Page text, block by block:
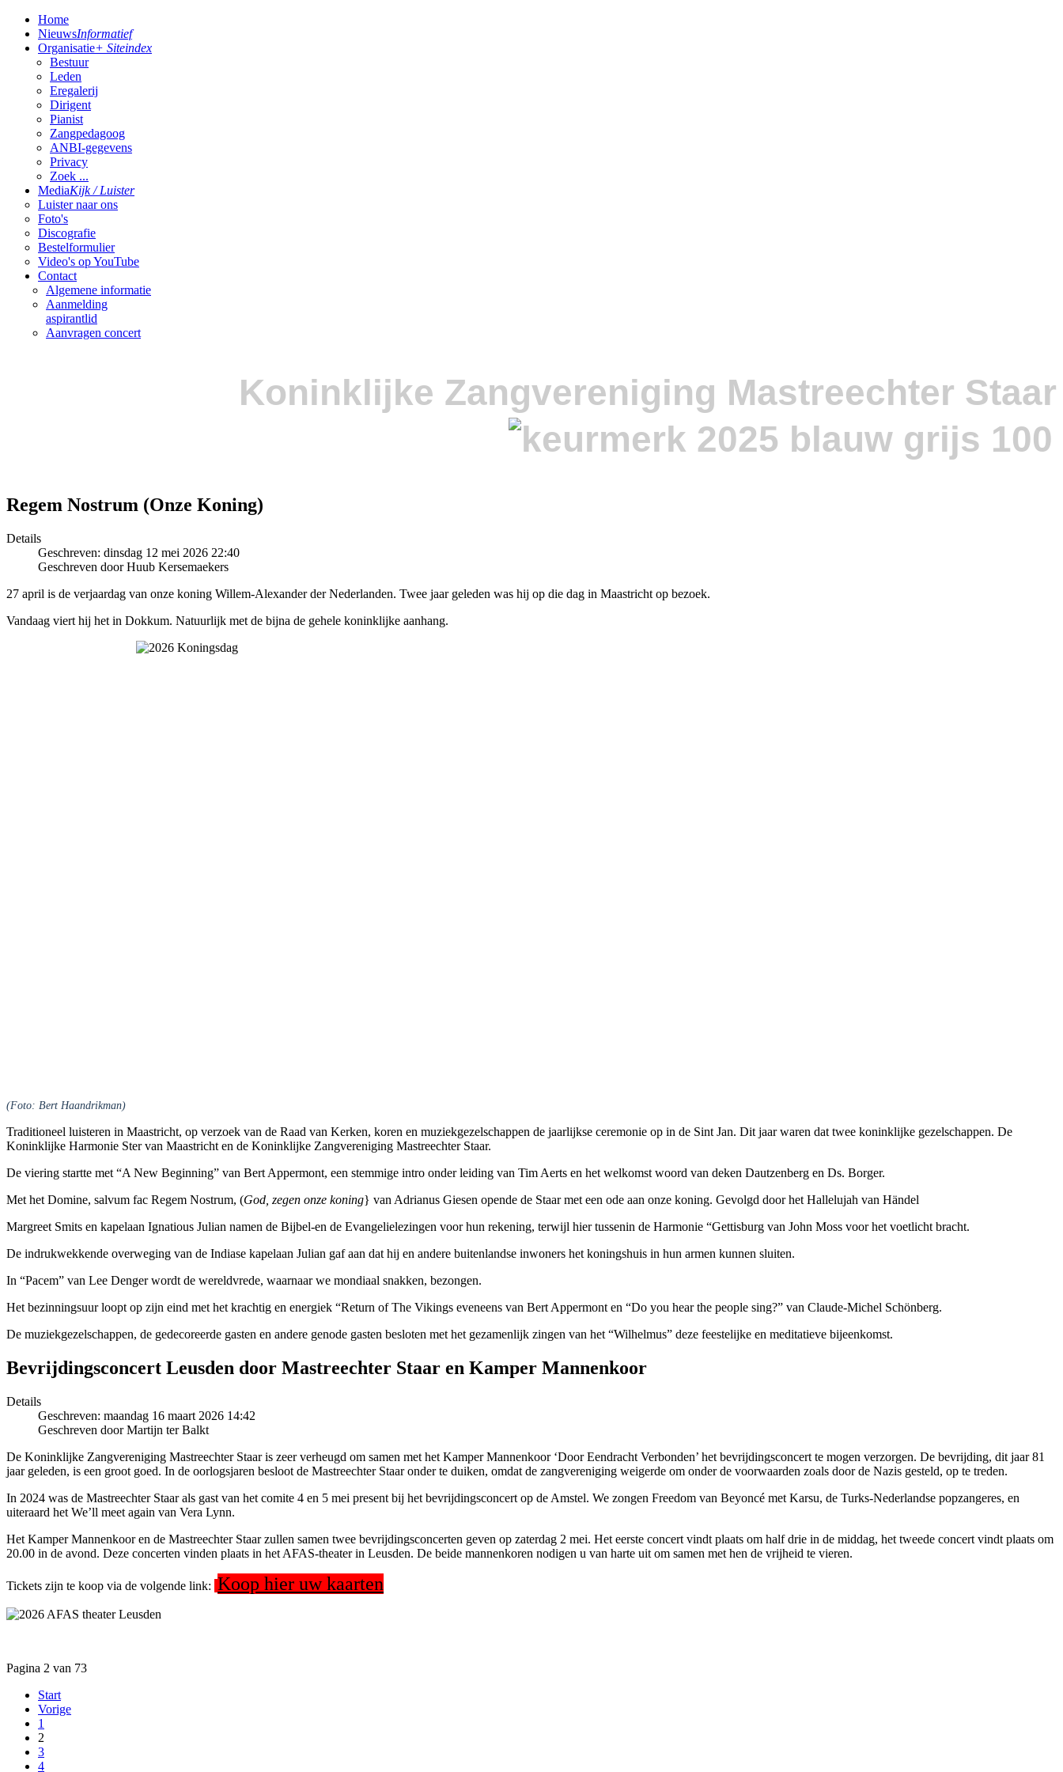
Home
NieuwsInformatief
Organisatie+ Siteindex
Bestuur
Leden
Eregalerij
Dirigent
Pianist
Zangpedagoog
ANBI-gegevens
Privacy
Zoek ...
MediaKijk / Luister
Luister naar ons
Foto's
Discografie
Bestelformulier
Video's op YouTube
Contact
Algemene informatie
Aanmelding
aspirantlid
Aanvragen concert
Koninklijke Zangvereniging Mastreechter Staar
Regem Nostrum (Onze Koning)
Details
Geschreven: dinsdag 12 mei 2026 22:40
Geschreven door Huub Kersemaekers
27 april is de verjaardag van onze koning Willem-Alexander der Nederlanden. Twee jaar geleden was hij op die dag in Maastricht op bezoek.
Vandaag viert hij het in Dokkum. Natuurlijk met de bijna de gehele koninklijke aanhang.
(Foto: Bert Haandrikman)
Traditioneel luisteren in Maastricht, op verzoek van de Raad van Kerken, koren en muziekgezelschappen de jaarlijkse ceremonie op in de Sint Jan. Dit jaar waren dat twee koninklijke gezelschappen. De
Koninklijke Harmonie Ster van Maastricht en de Koninklijke Zangvereniging Mastreechter Staar.
De viering startte met “A New Beginning” van Bert Appermont, een stemmige intro onder leiding van Tim Aerts en het welkomst woord van deken Dautzenberg en Ds. Borger.
Met het Domine, salvum fac Regem Nostrum, (God, zegen onze koning} van Adrianus Giesen opende de Staar met een ode aan onze koning. Gevolgd door het Hallelujah van Händel
Margreet Smits en kapelaan Ignatious Julian namen de Bijbel-en de Evangelielezingen voor hun rekening, terwijl hier tussenin de Harmonie “Gettisburg van John Moss voor het voetlicht bracht.
De indrukwekkende overweging van de Indiase kapelaan Julian gaf aan dat hij en andere buitenlandse inwoners het koningshuis in hun armen kunnen sluiten.
In “Pacem” van Lee Denger wordt de wereldvrede, waarnaar we mondiaal snakken, bezongen.
Het bezinningsuur loopt op zijn eind met het krachtig en energiek “Return of The Vikings eveneens van Bert Appermont en “Do you hear the people sing?” van Claude-Michel Schönberg.
De muziekgezelschappen, de gedecoreerde gasten en andere genode gasten besloten met het gezamenlijk zingen van het “Wilhelmus” deze feestelijke en meditatieve bijeenkomst.
Bevrijdingsconcert Leusden door Mastreechter Staar en Kamper Mannenkoor
Details
Geschreven: maandag 16 maart 2026 14:42
Geschreven door Martijn ter Balkt
De Koninklijke Zangvereniging Mastreechter Staar is zeer verheugd om samen met het Kamper Mannenkoor ‘Door Eendracht Verbonden’ het bevrijdingsconcert te mogen verzorgen. De bevrijding, dit jaar 81
jaar geleden, is een groot goed. In de oorlogsjaren besloot de Mastreechter Staar onder te duiken, omdat de zangvereniging weigerde om onder de voorwaarden zoals door de Nazis gesteld, op te treden.
In 2024 was de Mastreechter Staar als gast van het comite 4 en 5 mei present bij het bevrijdingsconcert op de Amstel. We zongen Freedom van Beyoncé met Karsu, de Turks-Nederlandse popzangeres, en
uiteraard het We’ll meet again van Vera Lynn.
Het Kamper Mannenkoor en de Mastreechter Staar zullen samen twee bevrijdingsconcerten geven op zaterdag 2 mei. Het eerste concert vindt plaats om half drie in de middag, het tweede concert vindt plaats om
20.00 in de avond. Deze concerten vinden plaats in het AFAS-theater in Leusden. De beide mannenkoren nodigen u van harte uit om samen met hen de vrijheid te vieren.
Tickets zijn te koop via de volgende link: Koop hier uw kaarten
Pagina 2 van 73
Start
Vorige
1
2
3
4